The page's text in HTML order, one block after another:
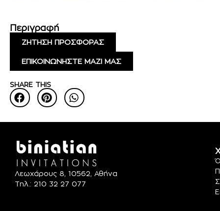
Περιγραφή
ΖΗΤΗΣΗ ΠΡΟΣΦΟΡΑΣ
ΕΠΙΚΟΙΝΩΝΗΣΤΕ ΜΑΖΙ ΜΑΣ
SHARE THIS
Λεωχάρους 8, 10562, Αθήνα
Τηλ.: 210 32 27 077